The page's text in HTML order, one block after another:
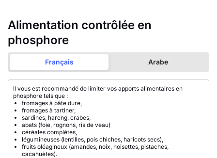
Alimentation contrôlée en
phosphore
Français Arabe
Il vous est recommandé de limiter vos apports alimentaires en
phosphore tels que :
fromages à pâte dure,
fromages à tartiner,
sardines, hareng, crabes,
abats (foie, rognons, ris de veau)
céréales complètes,
légumineuses (lentilles, pois chiches, haricots secs),
fruits oléagineux (amandes, noix, noisettes, pistaches,
cacahuètes).